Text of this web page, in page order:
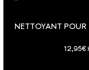
NETTOYANT POUR
12,95€